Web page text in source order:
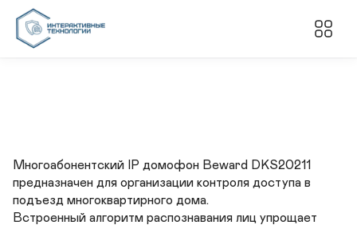
Многоабонентский IP домофон Beward DKS20211
предназначен для организации контроля доступа в
подъезд многоквартирного дома.
Встроенный алгоритм распознавания лиц упрощает